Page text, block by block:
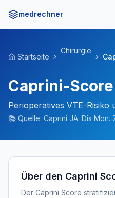
medrechner
Startseite
Chirurgie
Caprini-
Perioperatives VTE-
📚 Quelle: Caprini JA. Dis Mon.
Über den Caprini
Der Caprini Score